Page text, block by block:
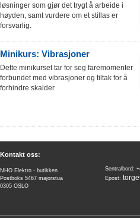
løsninger som gjør det trygt å arbeide i
høyden, samt vurdere om et stillas er
forsvarlig.
Minikurs: Vibrasjoner
Dette minikurset tar for seg faremomenter
forbundet med vibrasjoner og tiltak for å
forhindre skalder
Kontakt oss:
NHO Elektro - butikken
Postboks 5467 majorstua
0305 OSLO
Sentralbord:
Epost: